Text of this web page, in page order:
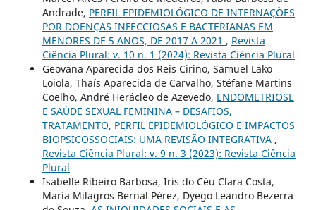
Andrade, PERFIL EPIDEMIOLÓGICO DE INTERNAÇÕES
POR DOENÇAS INFECCIOSAS E BACTERIANAS EM
MENORES DE 5 ANOS, DE 2017 A 2021 , Revista
Ciência Plural: v. 10 n. 1 (2024): Revista Ciência Plural
Geovana Aparecida dos Reis Cirino, Samuel Lako
Loiola, Thaís Aparecida de Carvalho, Stéfane Martins
Coelho, André Herácleo de Azevedo, ENDOMETRIOSE
E SAÚDE SEXUAL FEMININA – DESAFIOS,
TRATAMENTO, PERFIL EPIDEMIOLÓGICO E IMPACTOS
BIOPSICOSSOCIAIS: UMA REVISÃO INTEGRATIVA ,
Revista Ciência Plural: v. 9 n. 3 (2023): Revista Ciência
Plural
Isabelle Ribeiro Barbosa, Iris do Céu Clara Costa,
María Milagros Bernal Pérez, Dyego Leandro Bezerra